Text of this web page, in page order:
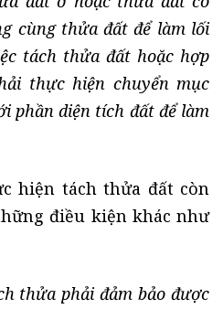
cùng thửa đất để làm lối
tách thửa đất hoặc hợp
thực hiện chuyển mục
phần diện tích đất để làm
hiện tách thửa đất còn
điều kiện khác như
thửa phải đảm bảo được